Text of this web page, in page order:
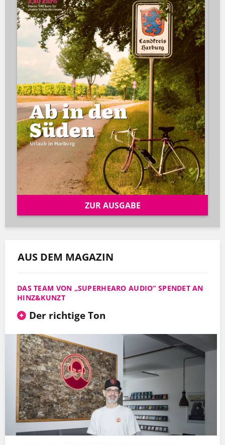
ZUR AUSGABE
AUS DEM MAGAZIN
DAS TEAM VON „SUPERHEARO AUDIO“ SPENDET AN
HINZ&KUNZT
Der richtige Ton